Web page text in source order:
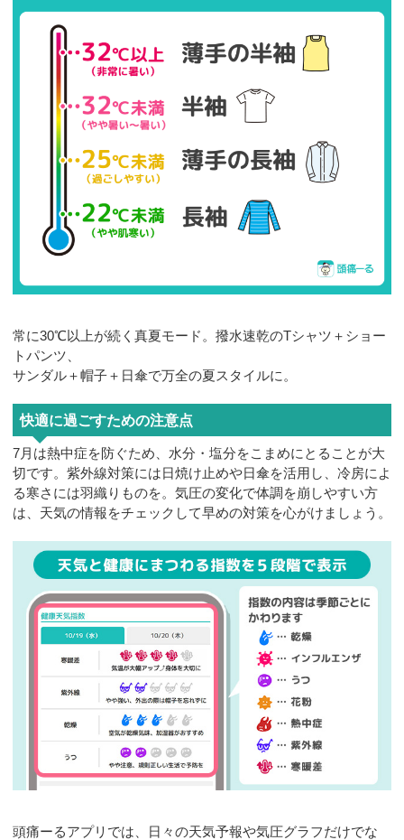
常に30℃以上が続く真夏モード。撥水速乾のTシャツ＋ショー
トパンツ、
サンダル＋帽子＋日傘で万全の夏スタイルに。
快適に過ごすための注意点
7月は熱中症を防ぐため、水分・塩分をこまめにとることが大
切です。紫外線対策には日焼け止めや日傘を活用し、冷房によ
る寒さには羽織りものを。気圧の変化で体調を崩しやすい方
は、天気の情報をチェックして早めの対策を心がけましょう。
頭痛ーるアプリでは、日々の天気予報や気圧グラフだけでな